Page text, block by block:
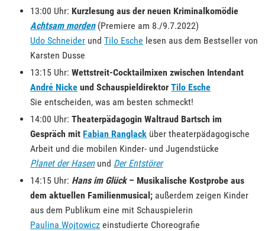
13:00 Uhr: Kurzlesung aus der neuen Kriminalkomödie
Achtsam morden(Premiere am 8./9.7.2022)
Udo Schneider undTilo Esche lesen aus dem Bestseller von
Karsten Dusse
13:15 Uhr:Wettstreit-Cocktailmixen zwischen Intendant
André Nicke und SchauspieldirektorTilo Esche
Sie entscheiden, was am besten schmeckt!
14:00 Uhr:Theaterpädagogin Waltraud Bartsch im
Gespräch mit Fabian Ranglack über theaterpädagogische
Arbeit und die mobilen Kinder- und Jugendstücke
Planet der Hasenund Der Entstörer
14:15 Uhr: Hans im Glück– Musikalische Kostprobe aus
dem aktuellen Familienmusical; außerdem zeigen Kinder
aus dem Publikum eine mit Schauspielerin
Paulina Wojtowicz einstudierte Choreografie